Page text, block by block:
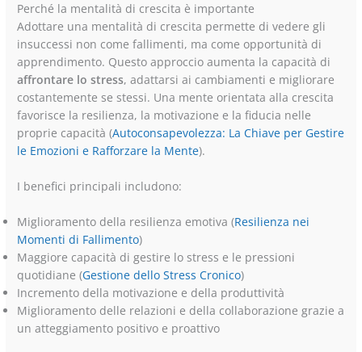
Perché la mentalità di crescita è importante
Adottare una mentalità di crescita permette di vedere gli
insuccessi non come fallimenti, ma come opportunità di
apprendimento. Questo approccio aumenta la capacità di
affrontare lo stress, adattarsi ai cambiamenti e migliorare
costantemente se stessi. Una mente orientata alla crescita
favorisce la resilienza, la motivazione e la fiducia nelle
proprie capacità (Autoconsapevolezza: La Chiave per Gestire
le Emozioni e Rafforzare la Mente).
I benefici principali includono:
Miglioramento della resilienza emotiva (Resilienza nei
Momenti di Fallimento)
Maggiore capacità di gestire lo stress e le pressioni
quotidiane (Gestione dello Stress Cronico)
Incremento della motivazione e della produttività
Miglioramento delle relazioni e della collaborazione grazie a
un atteggiamento positivo e proattivo